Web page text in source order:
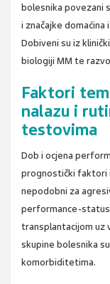
bolesnika povezani
i značajke
Dobiveni su iz
biologiji MM te
Faktori
nalazu i
testovima
Dob i ocjena
prognostički faktori
nepodobni za
performance-
transplantacijom uz
skupine bolesnika
komorbiditetima.